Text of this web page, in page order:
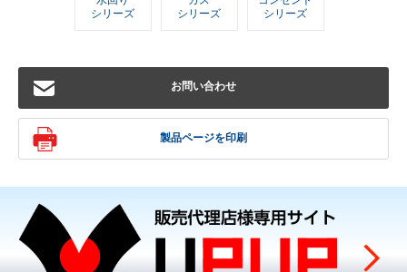
シリーズ
シリーズ
シリーズ
お問い合わせ
製品ページを印刷